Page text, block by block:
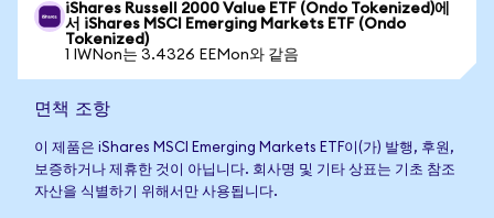
iShares Russell 2000 Value ETF (Ondo Tokenized)에
서 iShares MSCI Emerging Markets ETF (Ondo
Tokenized)
1 IWNon는 3.4326 EEMon와 같음
면책 조항
이 제품은 iShares MSCI Emerging Markets ETF이(가) 발행, 후원,
보증하거나 제휴한 것이 아닙니다. 회사명 및 기타 상표는 기초 참조
자산을 식별하기 위해서만 사용됩니다.